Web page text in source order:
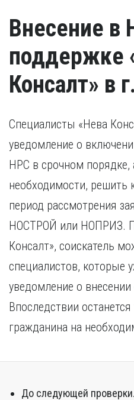
Внесение в
поддержке
Консалт» в
Специалисты «Нева
уведомление о
НРС в срочном порядке,
необходимости, решить
период рассмотрения
НОСТРОЙ или НОПРИЗ.
Консалт», соискатель
специалистов, которые
уведомление о
Впоследствии
гражданина на
До следующей проверки.